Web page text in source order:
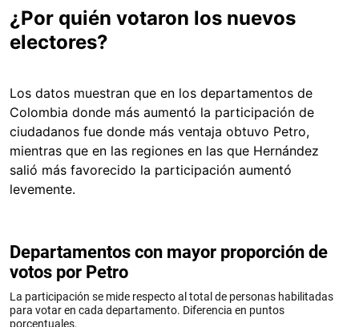
¿Por quién votaron los nuevos
electores?
Los datos muestran que en los departamentos de
Colombia donde más aumentó la participación de
ciudadanos fue donde más ventaja obtuvo Petro,
mientras que en las regiones en las que Hernández
salió más favorecido la participación aumentó
levemente.